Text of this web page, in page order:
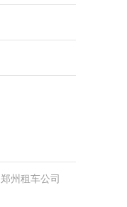
郑州租车公司